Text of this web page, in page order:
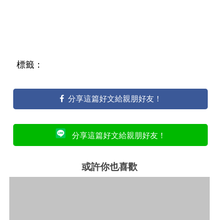
標籤：
分享這篇好文給親朋好友！
分享這篇好文給親朋好友！
或許你也喜歡